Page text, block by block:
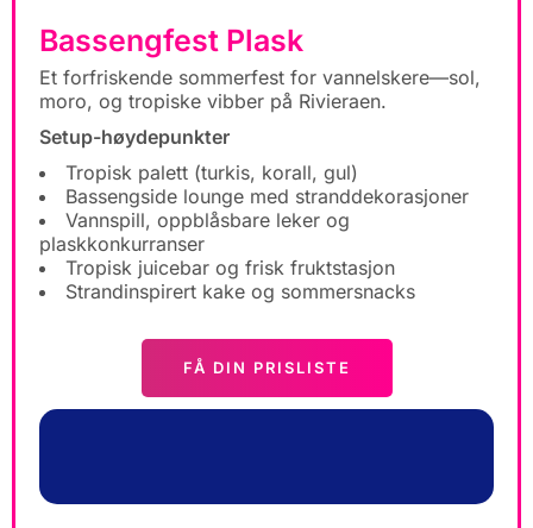
Bassengfest Plask
Et forfriskende sommerfest for vannelskere—sol,
moro, og tropiske vibber på Rivieraen.
Setup-høydepunkter
Tropisk palett (turkis, korall, gul)
Bassengside lounge med stranddekorasjoner
Vannspill, oppblåsbare leker og
plaskkonkurranser
Tropisk juicebar og frisk fruktstasjon
Strandinspirert kake og sommersnacks
FÅ DIN PRISLISTE